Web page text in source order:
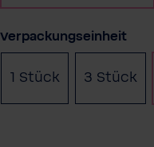
Verpackungseinheit
1 Stück 3 Stück